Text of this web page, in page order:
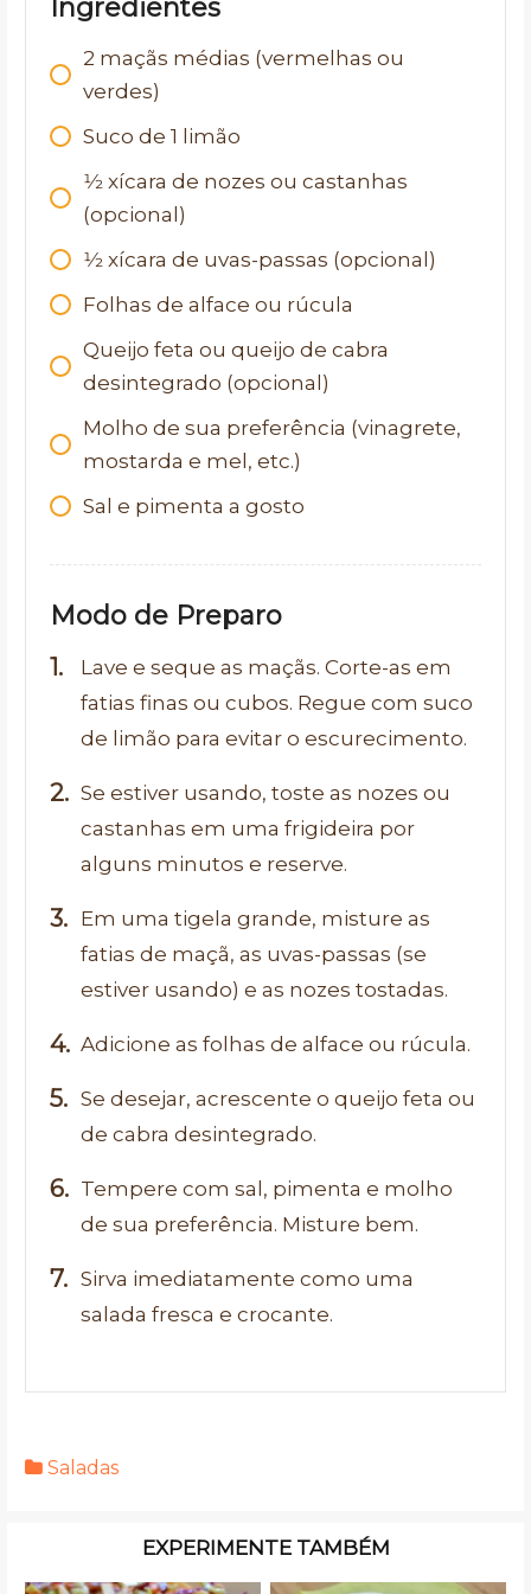
Ingredientes
2 maçãs médias (vermelhas ou
verdes)
Suco de 1 limão
1⁄2 xícara de nozes ou castanhas
(opcional)
1⁄2 xícara de uvas-passas (opcional)
Folhas de alface ou rúcula
Queijo feta ou queijo de cabra
desintegrado (opcional)
Molho de sua preferência (vinagrete,
mostarda e mel, etc.)
Sal e pimenta a gosto
Modo de Preparo
Lave e seque as maçãs. Corte-as em
fatias finas ou cubos. Regue com suco
de limão para evitar o escurecimento.
Se estiver usando, toste as nozes ou
castanhas em uma frigideira por
alguns minutos e reserve.
Em uma tigela grande, misture as
fatias de maçã, as uvas-passas (se
estiver usando) e as nozes tostadas.
Adicione as folhas de alface ou rúcula.
Se desejar, acrescente o queijo feta ou
de cabra desintegrado.
Tempere com sal, pimenta e molho
de sua preferência. Misture bem.
Sirva imediatamente como uma
salada fresca e crocante.
Saladas
EXPERIMENTE TAMBÉM